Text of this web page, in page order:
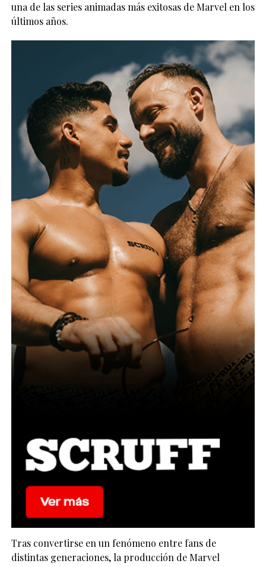
una de las series animadas más exitosas de Marvel en los
últimos años.
Tras convertirse en un fenómeno entre fans de
distintas generaciones, la producción de Marvel